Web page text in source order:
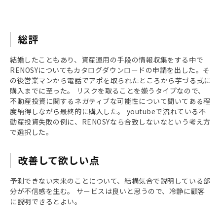
総評
結婚したこともあり、資産運用の手段の情報収集をする中で
RENOSYについてもカタログダウンロードの申請を出した。そ
の後営業マンから電話でアポを取られたところから芋づる式に
購入までに至った。 リスクを取ることを嫌うタイプなので、
不動産投資に関するネガティブな可能性について聞いてある程
度納得しながら最終的に購入した。 youtubeで流れている不
動産投資失敗の例に、RENOSYなら合致しないなという考え方
で選択した。
改善して欲しい点
予測できない未来のことについて、結構気合で説明している部
分が不信感を生む。 サービスは良いと思うので、冷静に顧客
に説明できるとよい。